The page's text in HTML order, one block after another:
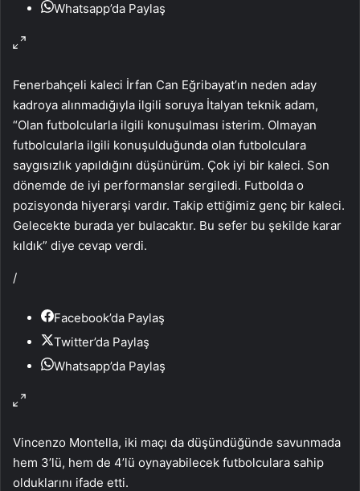
Whatsapp’da Paylaş
Fenerbahçeli kaleci İrfan Can Eğribayat’ın neden aday
kadroya alınmadığıyla ilgili soruya İtalyan teknik adam,
“Olan futbolcularla ilgili konuşulması isterim. Olmayan
futbolcularla ilgili konuşulduğunda olan futbolculara
saygısızlık yapıldığını düşünürüm. Çok iyi bir kaleci. Son
dönemde de iyi performanslar sergiledi. Futbolda o
pozisyonda hiyerarşi vardır. Takip ettiğimiz genç bir kaleci.
Gelecekte burada yer bulacaktır. Bu sefer bu şekilde karar
kıldık” diye cevap verdi.
/
Facebook’da Paylaş
Twitter’da Paylaş
Whatsapp’da Paylaş
Vincenzo Montella, iki maçı da düşündüğünde savunmada
hem 3’lü, hem de 4’lü oynayabilecek futbolculara sahip
olduklarını ifade etti.